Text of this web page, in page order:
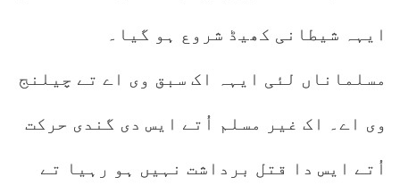
ایہہ شیطانی کھیڈ شروع ہو گیا۔
مسلماناں لئی ایہہ اک سبق وی اے تے چیلنج
وی اے۔ اک غیر مسلم اُتے ایس دی گندی حرکت
اُتے ایس دا قتل برداشت نہیں ہو رہیا تے